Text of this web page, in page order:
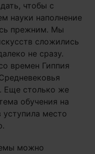
чтобы с
науки наполнение
прежним. Мы
сложились
не сразу.
времен Гиппия
Еще столько же
обучения на
уступила место
можно